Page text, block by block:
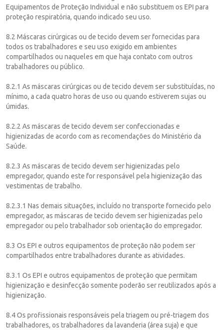
Equipamentos de Proteção Individual e não substituem os EPI para
proteção respiratória, quando indicado seu uso.
8.2 Máscaras cirúrgicas ou de tecido devem ser fornecidas para
todos os trabalhadores e seu uso exigido em ambientes
compartilhados ou naqueles em que haja contato com outros
trabalhadores ou público.
8.2.1 As máscaras cirúrgicas ou de tecido devem ser substituídas, no
mínimo, a cada quatro horas de uso ou quando estiverem sujas ou
úmidas.
8.2.2 As máscaras de tecido devem ser confeccionadas e
higienizadas de acordo com as recomendações do Ministério da
Saúde.
8.2.3 As máscaras de tecido devem ser higienizadas pelo
empregador, quando este for responsável pela higienização das
vestimentas de trabalho.
8.2.3.1 Nas demais situações, incluído no transporte fornecido pelo
empregador, as máscaras de tecido devem ser higienizadas pelo
empregador ou pelo trabalhador sob orientação do empregador.
8.3 Os EPI e outros equipamentos de proteção não podem ser
compartilhados entre trabalhadores durante as atividades.
8.3.1 Os EPI e outros equipamentos de proteção que permitam
higienização e desinfecção somente poderão ser reutilizados após a
higienização.
8.4 Os profissionais responsáveis pela triagem ou pré-triagem dos
trabalhadores, os trabalhadores da lavanderia (área suja) e que